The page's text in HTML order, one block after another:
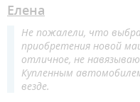
Елена
Не пожалели, что
приобретения новой
отличное, не
Купленным
везде.